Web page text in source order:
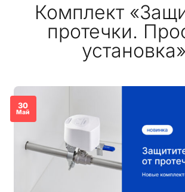
Комплект
протечки.
установка»
30
Май